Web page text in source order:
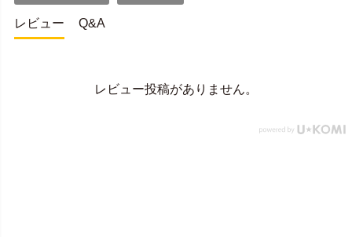
レビュー Q&A
レビュー投稿がありません。